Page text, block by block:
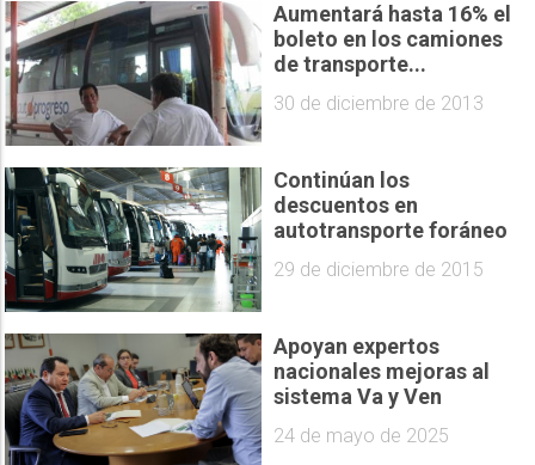
Aumentará hasta 16% el
boleto en los camiones
de transporte...
30 de diciembre de 2013
Continúan los
descuentos en
autotransporte foráneo
29 de diciembre de 2015
Apoyan expertos
nacionales mejoras al
sistema Va y Ven
24 de mayo de 2025